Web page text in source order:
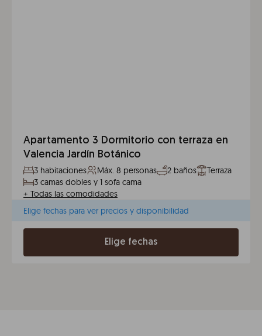
Apartamento 3 Dormitorio con terraza en
Valencia Jardín Botánico
3 habitaciones Máx. 8 personas 2 baños
Terraza
3 camas dobles y 1 sofa cama
+ Todas las comodidades
Elige fechas para ver precios y disponibilidad
Elige fechas